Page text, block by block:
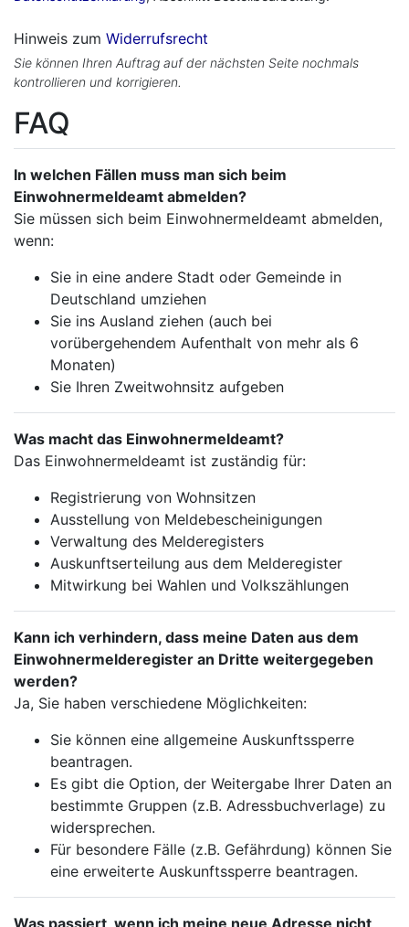
Hinweis zum Widerrufsrecht
Sie können Ihren Auftrag auf der nächsten Seite nochmals
kontrollieren und korrigieren.
FAQ
In welchen Fällen muss man sich beim
Einwohnermeldeamt abmelden?
Sie müssen sich beim Einwohnermeldeamt abmelden,
wenn:
Sie in eine andere Stadt oder Gemeinde in
Deutschland umziehen
Sie ins Ausland ziehen (auch bei
vorübergehendem Aufenthalt von mehr als 6
Monaten)
Sie Ihren Zweitwohnsitz aufgeben
Was macht das Einwohnermeldeamt?
Das Einwohnermeldeamt ist zuständig für:
Registrierung von Wohnsitzen
Ausstellung von Meldebescheinigungen
Verwaltung des Melderegisters
Auskunftserteilung aus dem Melderegister
Mitwirkung bei Wahlen und Volkszählungen
Kann ich verhindern, dass meine Daten aus dem
Einwohnermelderegister an Dritte weitergegeben
werden?
Ja, Sie haben verschiedene Möglichkeiten:
Sie können eine allgemeine Auskunftssperre
beantragen.
Es gibt die Option, der Weitergabe Ihrer Daten an
bestimmte Gruppen (z.B. Adressbuchverlage) zu
widersprechen.
Für besondere Fälle (z.B. Gefährdung) können Sie
eine erweiterte Auskunftssperre beantragen.
Was passiert, wenn ich meine neue Adresse nicht